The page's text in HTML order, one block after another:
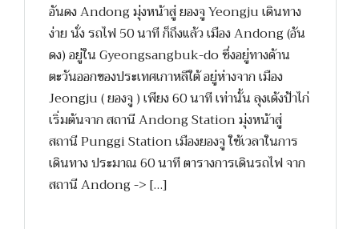
อันดง Andong มุ่งหน้าสู่ ยองจู Yeongju เดินทาง
ง่าย นั่ง รถไฟ 50 นาที ก็ถึงแล้ว เมือง Andong (อัน
ดง) อยู่ใน Gyeongsangbuk-do ซึ่งอยู่ทางด้าน
ตะวันออกของประเทศเกาหลีใต้ อยู่ห่างจาก เมือง
Jeongju ( ยองจู ) เพียง 60 นาที เท่านั้น ลุงเด้งป้าไก่
เริ่มต้นจาก สถานี Andong Station มุ่งหน้าสู่
สถานี Punggi Station เมืองยองจู ใช้เวลาในการ
เดินทาง ประมาณ 60 นาที ตารางการเดินรถไฟ จาก
สถานี Andong -> […]